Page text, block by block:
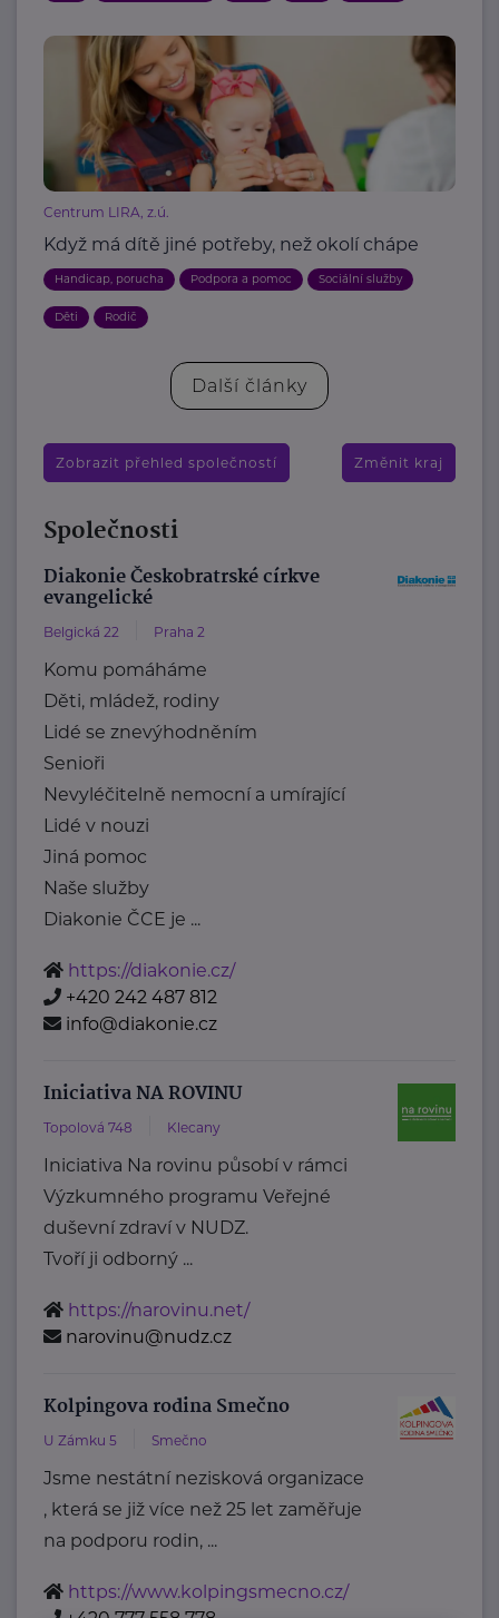
Centrum LIRA, z.ú.
Když má dítě jiné potřeby, než okolí chápe
Handicap, porucha Podpora a pomoc Sociální služby
Děti Rodič
Další články
Zobrazit přehled společností Změnit kraj
Společnosti
Diakonie Českobratrské církve
evangelické
Belgická 22 Praha 2
Komu pomáháme
Děti, mládež, rodiny
Lidé se znevýhodněním
Senioři
Nevyléčitelně nemocní a umírající
Lidé v nouzi
Jiná pomoc
Naše služby
Diakonie ČCE je ...
https://diakonie.cz/
+420 242 487 812
info@diakonie.cz
Iniciativa NA ROVINU
Topolová 748 Klecany
Iniciativa Na rovinu působí v rámci
Výzkumného programu Veřejné
duševní zdraví v NUDZ.
Tvoří ji odborný ...
https://narovinu.net/
narovinu@nudz.cz
Kolpingova rodina Smečno
U Zámku 5 Smečno
Jsme nestátní nezisková organizace
, která se již více než 25 let zaměřuje
na podporu rodin, ...
https://www.kolpingsmecno.cz/